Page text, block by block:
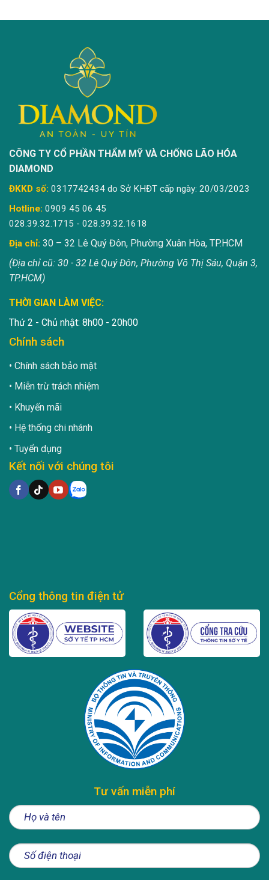
CÔNG TY CỔ PHẦN THẨM MỸ VÀ CHỐNG LÃO HÓA
DIAMOND
ĐKKD số: 0317742434 do Sở KHĐT cấp ngày: 20/03/2023
Hotline: 0909 45 06 45
028.39.32.1715 - 028.39.32.1618
Địa chỉ: 30 – 32 Lê Quý Đôn, Phường Xuân Hòa, TP.HCM
(Địa chỉ cũ: 30 - 32 Lê Quý Đôn, Phường Võ Thị Sáu, Quận 3,
TP.HCM)
THỜI GIAN LÀM VIỆC:
Thứ 2 - Chủ nhật: 8h00 - 20h00
Chính sách
Chính sách bảo mật
Miễn trừ trách nhiệm
Khuyến mãi
Hệ thống chi nhánh
Tuyển dụng
Kết nối với chúng tôi
Cổng thông tin điện tử
Tư vấn miễn phí